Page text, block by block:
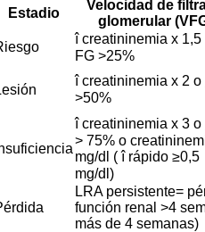
Estadio
Velocidad de
glomerular
îcreatininemia x 1,5
FG >25%
îcreatininemia x 2 o
>50%
î­ creatininemia x 3 o
> 75% o
mg/dl (­î rápido ≥0,5
mg/dl)
LRA persistente=
función renal >4
más de 4 semanas)